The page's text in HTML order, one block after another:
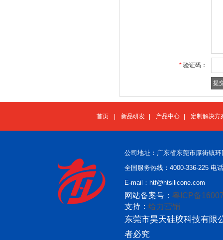
* 验证码：
首页 新品研发 产品中心 定制解决方
公司地址：广东省东莞市厚街镇
全国服务热线：4000-336-225 电
E-mail：htf@htsilicone.com
网站备案号： 粤ICP备
支持： 给力营销
东莞市昊天硅胶科技有限
者必究